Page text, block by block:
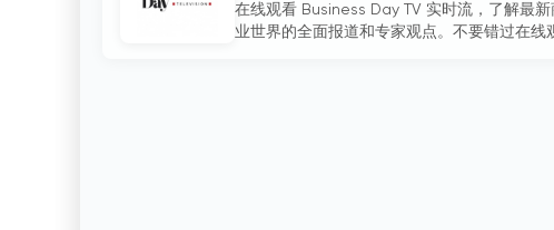
在线观看 Business Day TV 实时流，了解最
业世界的全面报道和专家观点。不要错过在